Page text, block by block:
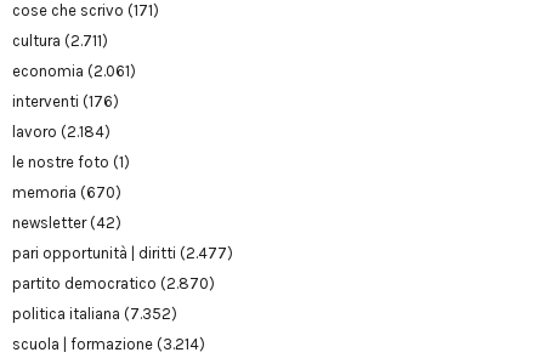
cose che scrivo (171)
cultura (2.711)
economia (2.061)
interventi (176)
lavoro (2.184)
le nostre foto (1)
memoria (670)
newsletter(42)
pari opportunità | diritti (2.477)
partito democratico (2.870)
politica italiana (7.352)
scuola | formazione (3.214)